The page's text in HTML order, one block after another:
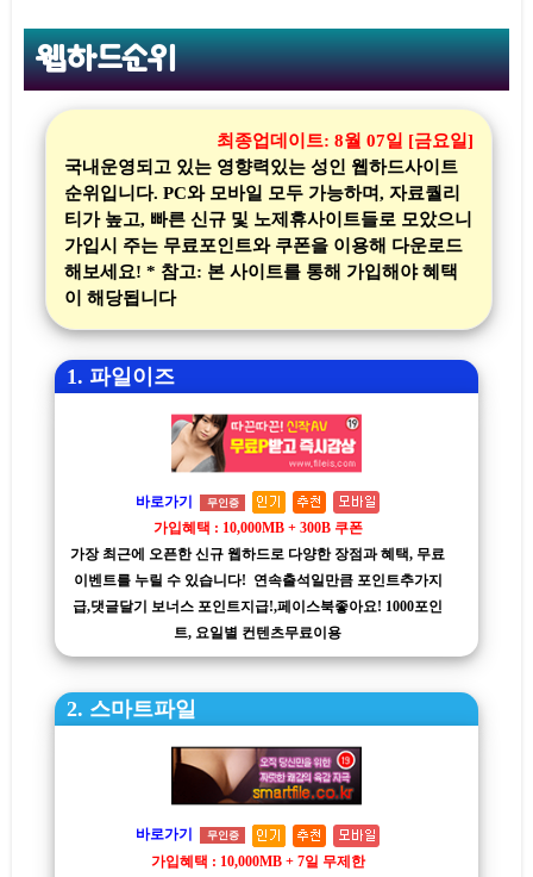
웹하드순위
최종업데이트:8월 07일 [금요일]
국내운영되고 있는 영향력있는 성인 웹하드사이트
순위입니다. PC와 모바일 모두 가능하며, 자료퀄리
티가 높고, 빠른 신규 및 노제휴사이트들로 모았으니
가입시 주는 무료포인트와 쿠폰을 이용해 다운로드
해보세요! * 참고: 본 사이트를 통해 가입해야 혜택
이 해당됩니다
1. 파일이즈
바로가기 무인증
가입혜택 : 10,000MB + 300B 쿠폰
가장 최근에 오픈한 신규 웹하드로 다양한 장점과 혜택, 무료
이벤트를 누릴 수 있습니다! 연속출석일만큼 포인트추가지
급,댓글달기 보너스 포인트지급!,페이스북좋아요! 1000포인
트, 요일별 컨텐츠무료이용
2. 스마트파일
바로가기 무인증
가입혜택 : 10,000MB + 7일 무제한